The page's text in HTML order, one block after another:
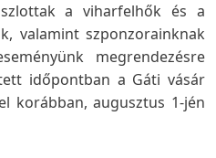
a viharfelhők és a
valamint szponzorainknak
megrendezésre
időpontban a Gáti vásár
korábban, augusztus 1-jén